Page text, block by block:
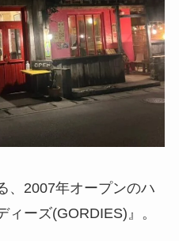
、2007年オープンのハ
ーズ(GORDIES)』。